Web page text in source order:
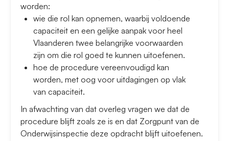
worden:
wie die rol kan opnemen, waarbij voldoende
capaciteit en een gelijke aanpak voor heel
Vlaanderen twee belangrijke voorwaarden
zijn om die rol goed te kunnen uitoefenen.
hoe de procedure vereenvoudigd kan
worden, met oog voor uitdagingen op vlak
van capaciteit.
In afwachting van dat overleg vragen we dat de
procedure blijft zoals ze is en dat Zorgpunt van de
Onderwijsinspectie deze opdracht blijft uitoefenen.